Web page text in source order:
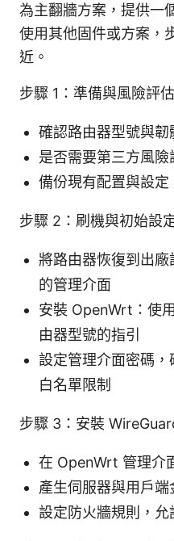
為主翻牆方案，提供一
使用其他固件或方案，
近。
步驟 1：準備與風險評估
確認路由器型號與
是否需要第三方風
備份現有配置與設定
步驟 2：刷機與初始設
將路由器恢復到出
的管理介面
安裝 OpenWrt：使
由器型號的指引
設定管理介面密碼
白名單限制
步驟 3：安裝
在 OpenWrt 管理介
產生伺服器與用戶
設定防火牆規則，